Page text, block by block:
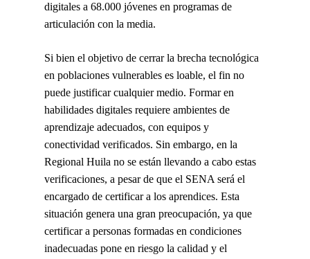
digitales a 68.000 jóvenes en programas de
articulación con la media.
Si bien el objetivo de cerrar la brecha tecnológica
en poblaciones vulnerables es loable, el fin no
puede justificar cualquier medio. Formar en
habilidades digitales requiere ambientes de
aprendizaje adecuados, con equipos y
conectividad verificados. Sin embargo, en la
Regional Huila no se están llevando a cabo estas
verificaciones, a pesar de que el SENA será el
encargado de certificar a los aprendices. Esta
situación genera una gran preocupación, ya que
certificar a personas formadas en condiciones
inadecuadas pone en riesgo la calidad y el